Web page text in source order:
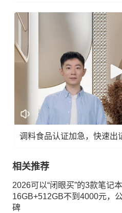
调料食品认证加急，快速出
相关推荐
2026可以“闭眼买”的3款笔记本
16GB+512GB不到4000元，
碑